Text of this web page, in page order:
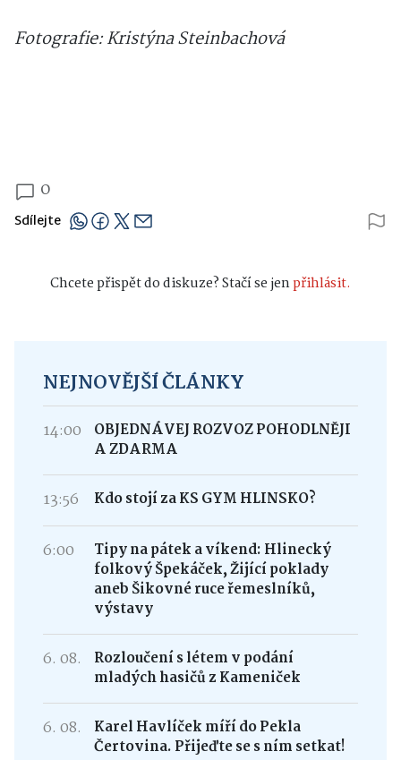
Fotografie: Kristýna Steinbachová
0
Sdílejte
Chcete přispět do diskuze? Stačí se jenpřihlásit.
NEJNOVĚJŠÍ ČLÁNKY
14:00
OBJEDNÁVEJ ROZVOZ POHODLNĚJI
A ZDARMA
13:56 Kdo stojí za KS GYM HLINSKO?
6:00
Tipy na pátek a víkend: Hlinecký
folkový Špekáček, Žijící poklady
aneb Šikovné ruce řemeslníků,
výstavy
6. 08.
Rozloučení s létem v podání
mladých hasičů z Kameniček
6. 08.
Karel Havlíček míří do Pekla
Čertovina. Přijeďte se s ním setkat!